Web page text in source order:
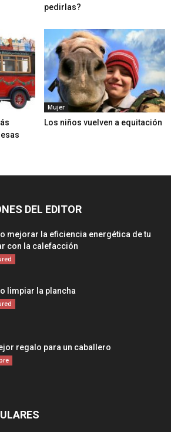
pedirlas?
Mujer
Los niños vuelven a equitación
DEL EDITOR
mejorar la eficiencia energética de tu
con la calefacción
limpiar la plancha
regalo para un caballero